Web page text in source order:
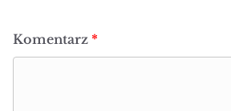
Komentarz *